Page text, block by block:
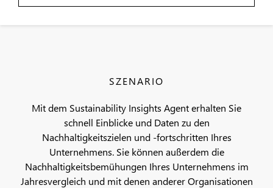
SZENARIO
Mit dem Sustainability Insights Agent erhalten Sie
schnell Einblicke und Daten zu den
Nachhaltigkeitszielen und -fortschritten Ihres
Unternehmens. Sie können außerdem die
Nachhaltigkeitsbemühungen Ihres Unternehmens im
Jahresvergleich und mit denen anderer Organisationen